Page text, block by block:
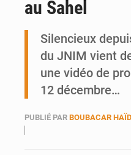
au Sahel
Silencieux
du JNIM vient
une vidéo de
12 décembre…
PUBLIÉ PAR BOUBACAR